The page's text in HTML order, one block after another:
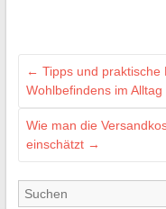
← Tipps und praktische
Wohlbefindens im Alltag
Wie man die
einschätzt →